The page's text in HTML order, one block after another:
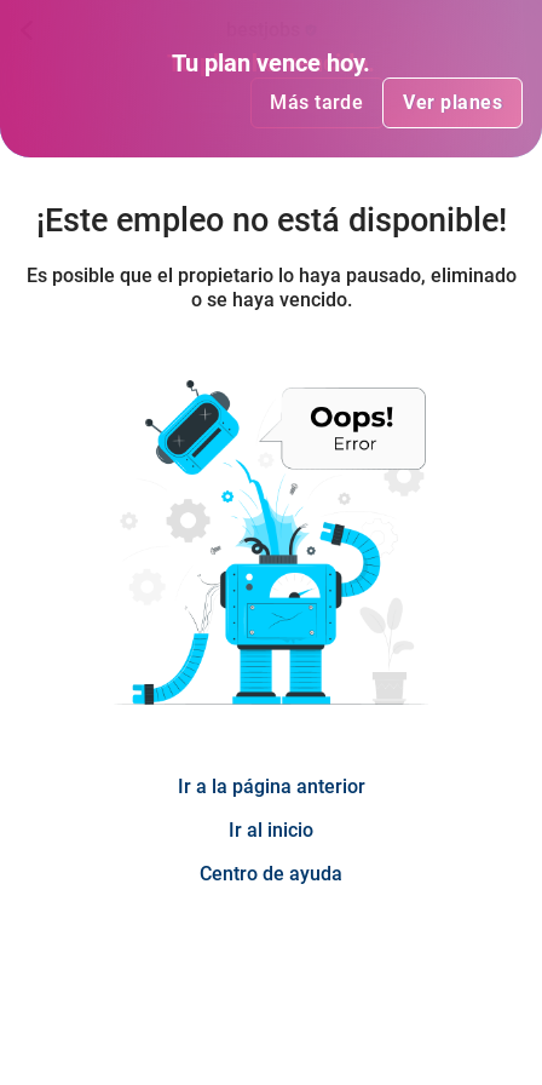
Tu plan ha vencido.
Más tarde Ver planes
Tu plan vence hoy.
Más tarde Ver planes
¡Este empleo no está disponible!
Es posible que el propietario lo haya pausado, eliminado
o se haya vencido.
Ir a la página anterior
Ir al inicio
Centro de ayuda